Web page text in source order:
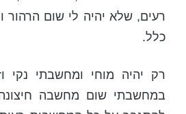
רעים, שלא יהיה לי שום
כלל.
רק יהיה מוחי ומחשבתי נקי
במחשבתי שום מחשבה